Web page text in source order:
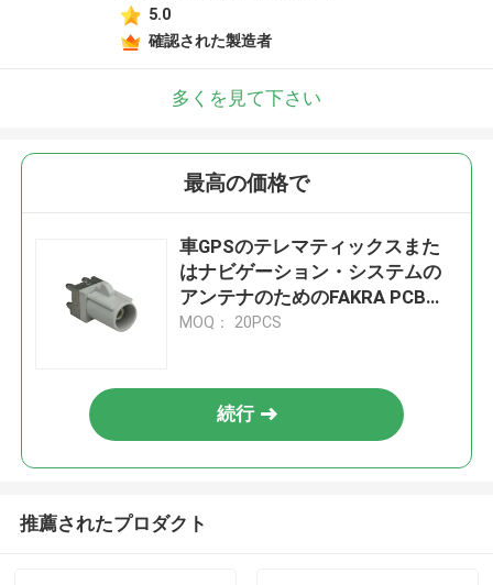
5.0
確認された製造者
多くを見て下さい
最高の価格で
車GPSのテレマティックスまた
はナビゲーション・システムの
アンテナのためのFAKRA PCBの
コネクター
MOQ： 20PCS
続行
推薦されたプロダクト